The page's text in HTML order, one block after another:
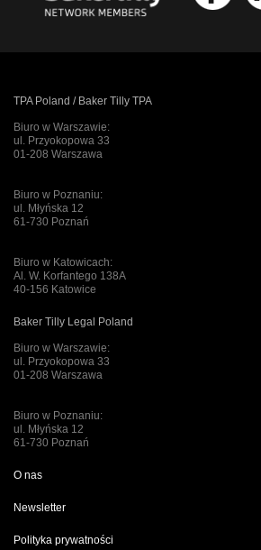
TPA Poland / Baker Tilly TPA
Biuro w Warszawie:
ul. Przyokopowa 33
01-208 Warszawa
Biuro w Poznaniu:
ul. Młyńska 12
61-730 Poznań
Biuro w Katowicach:
Al. W. Korfantego 138A
40-156 Katowice
Baker Tilly Legal Poland
Biuro w Warszawie:
ul. Przyokopowa 33
01-208 Warszawa
Biuro w Poznaniu:
ul. Młyńska 12
61-730 Poznań
O nas
Newsletter
Polityka prywatności